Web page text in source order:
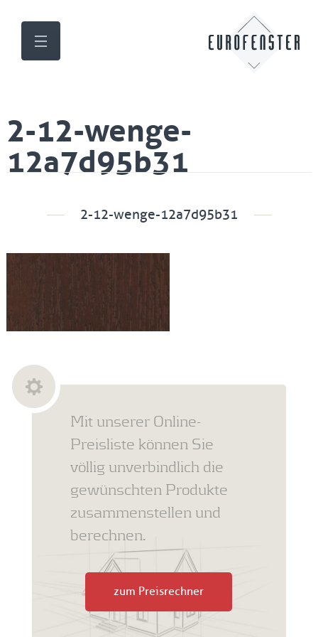
2-12-wenge-
12a7d95b31
2-12-wenge-12a7d95b31
Mit unserer Online-
Preisliste können Sie
völlig unverbindlich die
gewünschten Produkte
zusammenstellen und
berechnen.
zum Preisrechner